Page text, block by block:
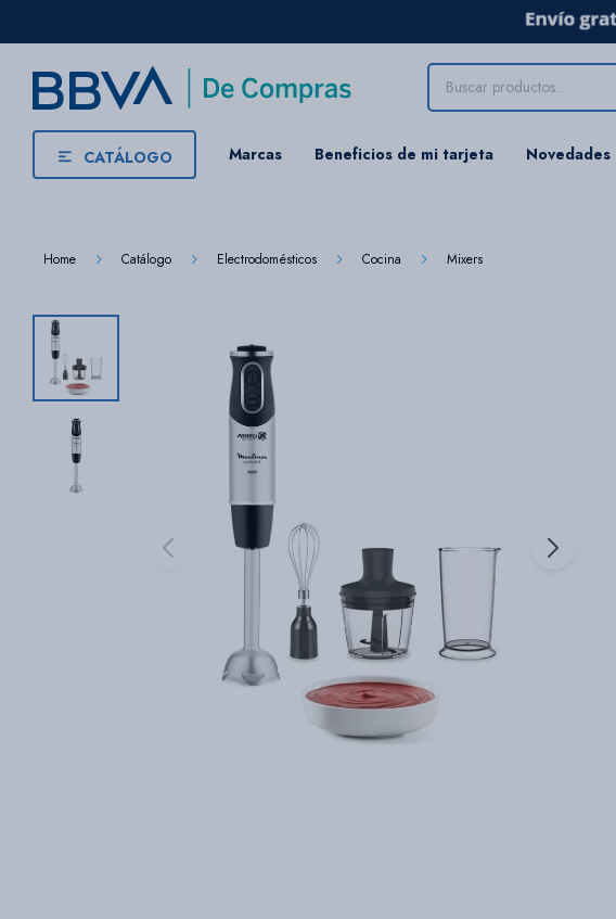
CATÁLOGO Marcas Beneficios de mi tarjeta Novedades
Home Catálogo Electrodomésticos Cocina Mixers